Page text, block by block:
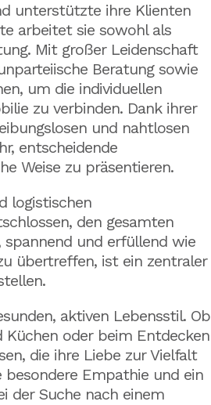
unterstützte ihre Klienten
arbeitet sie sowohl als
Mit großer Leidenschaft
Beratung sowie
um die individuellen
zu verbinden. Dank ihrer
und nahtlosen
entscheidende
Weise zu präsentieren.
logistischen
den gesamten
spannend und erfüllend wie
übertreffen, ist ein zentraler
aktiven Lebensstil. Ob
oder beim Entdecken
die ihre Liebe zur Vielfalt
Empathie und ein
der Suche nach einem